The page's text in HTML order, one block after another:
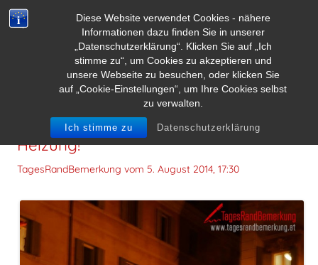
Diese Website verwendet Cookies - nähere
Informationen dazu finden Sie in unserer
„Datenschutzerklärung“. Klicken Sie auf „Ich
stimme zu“, um Cookies zu akzeptieren und
unsere Webseite zu besuchen, oder klicken Sie
auf „Cookie-Einstellungen“, um Ihre Cookies selbst
zu verwalten.
Ich stimme zu Datenschutzerklärung
Körperwärme ist besser als jede
Heizung!
TagesRandBemerkung vom 5. August 2014, 17:30